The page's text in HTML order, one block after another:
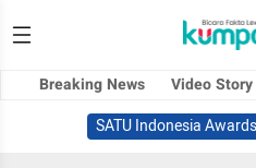
Breaking News Video Story
SATU Indonesia Awards